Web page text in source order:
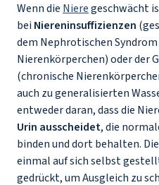
Wenn die Nieregeschwächt
bei Niereninsuffizienzen
dem Nephrotischen
Nierenkörperchen) oder der
(chronische
auch zu generalisierten
entweder daran, dass die
Urin ausscheidet, die
binden und dort behalten.
einmal auf sich selbst
gedrückt, um Ausgleich zu